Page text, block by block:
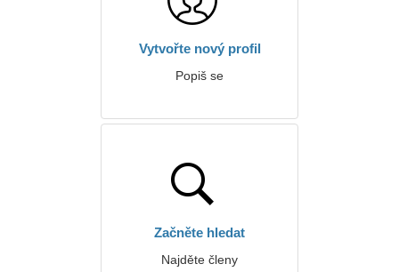
Vytvořte nový profil
Popiš se
Začněte hledat
Najděte členy